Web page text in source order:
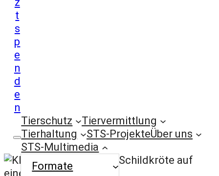
t
s
p
e
n
d
e
n
Tierschutz
Tiervermittlung
Tierhaltung
STS-ProjekteÜber uns
STS-Multimedia
Formate